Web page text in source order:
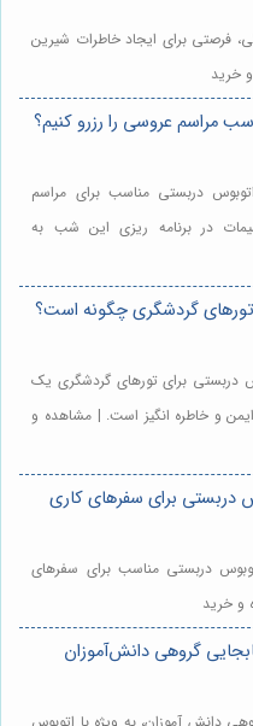
فرصتی برای ایجاد خاطرات شیرین
خرید
مراسم عروسی را رزرو کنیم؟
دربستی مناسب برای مراسم
در برنامه ریزی این شب به
تورهای گردشگری چگونه است؟
دربستی برای تورهای گردشگری یک
و خاطره انگیز است. | مشاهده و
دربستی برای سفرهای کاری
دربستی مناسب برای سفرهای
و خرید
گروهی دانش‌آموزان